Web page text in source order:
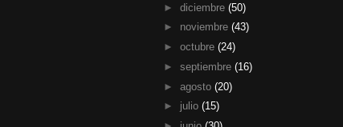
► diciembre (50)
► noviembre (43)
► octubre (24)
► septiembre (16)
► agosto (20)
► julio (15)